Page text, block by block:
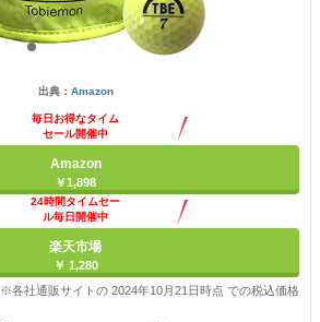
出典： Amazon
毎日お得なタイム
セール開催中
Amazon
￥1,898
24時間タイムセー
ル毎日開催中
楽天市場
￥ 1,280
※各社通販サイトの 2024年10月21日時点 での税込価格